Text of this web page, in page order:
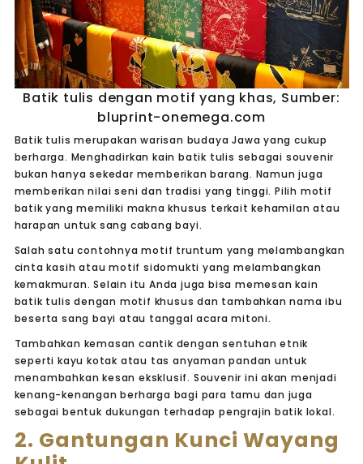
Batik tulis dengan motif yang khas, Sumber:
bluprint-onemega.com
Batik tulis merupakan warisan budaya Jawa yang cukup
berharga. Menghadirkan kain batik tulis sebagai souvenir
bukan hanya sekedar memberikan barang. Namun juga
memberikan nilai seni dan tradisi yang tinggi. Pilih motif
batik yang memiliki makna khusus terkait kehamilan atau
harapan untuk sang cabang bayi.
Salah satu contohnya motif truntum yang melambangkan
cinta kasih atau motif sidomukti yang melambangkan
kemakmuran. Selain itu Anda juga bisa memesan kain
batik tulis dengan motif khusus dan tambahkan nama ibu
beserta sang bayi atau tanggal acara mitoni.
Tambahkan kemasan cantik dengan sentuhan etnik
seperti kayu kotak atau tas anyaman pandan untuk
menambahkan kesan eksklusif. Souvenir ini akan menjadi
kenang-kenangan berharga bagi para tamu dan juga
sebagai bentuk dukungan terhadap pengrajin batik lokal.
2. Gantungan Kunci Wayang